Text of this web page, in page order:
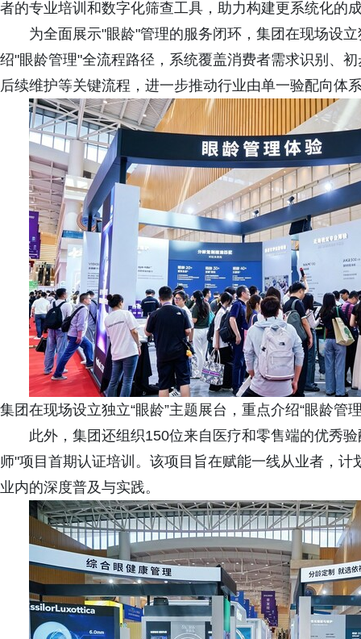
者的专业培训和数字化筛查工具，助力构建更系统化的
为全面展示"眼龄"管理的服务闭环，集团在现场设
绍"眼龄管理"全流程路径，系统覆盖消费者需求识别、
后续维护等关键流程，进一步推动行业由单一验配向体
集团在现场设立独立“眼龄”主题展台，重点介绍“眼龄管
此外，集团还组织150位来自医疗和零售端的优秀
师"项目首期认证培训。该项目旨在赋能一线从业者，
业内的深度普及与实践。